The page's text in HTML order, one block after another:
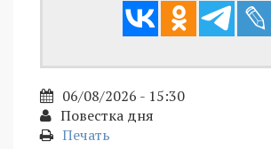
06/08/2026 - 15:30
Повестка дня
Печать